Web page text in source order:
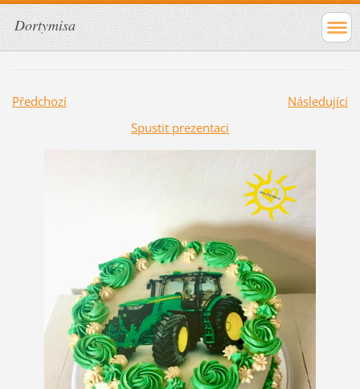
Dortymisa
Předchozí
Následující
Spustit prezentaci